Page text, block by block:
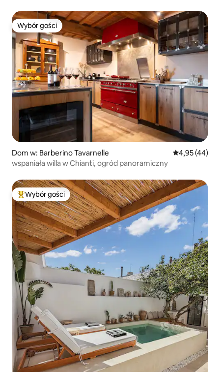
Wybór gości
Wybór gości
Dom w: Barberino Tavarnelle Średnia
4,95 (44)
wspaniała willa w Chianti, ogród panoramiczny
Najpopularniejsze z kategorii Wybór gości
Wybór gości